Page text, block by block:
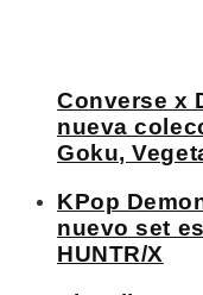
Converse x
nueva
Goku,
KPop
nuevo set
HUNTR/X